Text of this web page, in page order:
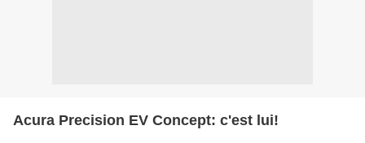
Acura Precision EV Concept: c'est lui!